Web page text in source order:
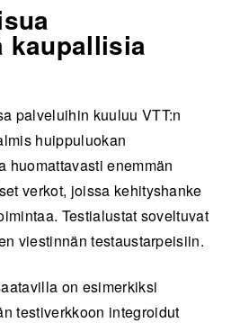
kaupallisia
palveluihin kuuluu VTT:n
huippuluokan
huomattavasti enemmän
verkot, joissa kehityshanke
Testialustat soveltuvat
viestinnän testaustarpeisiin.
on esimerkiksi
testiverkkoon integroidut